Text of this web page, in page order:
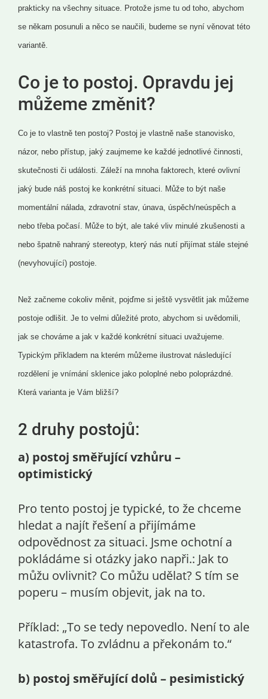
prakticky na všechny situace. Protože jsme tu od toho, abychom
se někam posunuli a něco se naučili, budeme se nyní věnovat této
variantě.
Co je to postoj. Opravdu jej
můžeme změnit?
Co je to vlastně ten postoj? Postoj je vlastně naše stanovisko,
názor, nebo přístup, jaký zaujmeme ke každé jednotlivé činnosti,
skutečnosti či události. Záleží na mnoha faktorech, které ovlivní
jaký bude náš postoj ke konkrétní situaci. Může to být naše
momentální nálada, zdravotní stav, únava, úspěch/neúspěch a
nebo třeba počasí. Může to být, ale také vliv minulé zkušenosti a
nebo špatně nahraný stereotyp, který nás nutí přijímat stále stejné
(nevyhovující) postoje.
Než začneme cokoliv měnit, pojďme si ještě vysvětlit jak můžeme
postoje odlišit. Je to velmi důležité proto, abychom si uvědomili,
jak se chováme a jak v každé konkrétní situaci uvažujeme.
Typickým příkladem na kterém můžeme ilustrovat následující
rozdělení je vnímání sklenice jako poloplné nebo poloprázdné.
Která varianta je Vám bližší?
2 druhy postojů:
a) postoj směřující vzhůru –
optimistický
Pro tento postoj je typické, to že chceme
hledat a najít řešení a přijímáme
odpovědnost za situaci. Jsme ochotní a
pokládáme si otázky jako napři.: Jak to
můžu ovlivnit? Co můžu udělat? S tím se
poperu – musím objevit, jak na to.
Příklad: „To se tedy nepovedlo. Není to ale
katastrofa. To zvládnu a překonám to.“
b) postoj směřující dolů – pesimistický